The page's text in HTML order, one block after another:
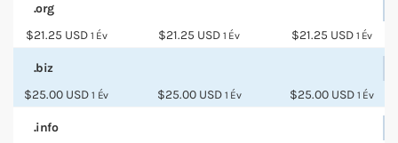
.org
$21.25 USD 1 Év $21.25 USD 1 Év $21.25 USD 1 Év
.biz
$25.00 USD 1 Év $25.00 USD 1 Év $25.00 USD 1 Év
.info